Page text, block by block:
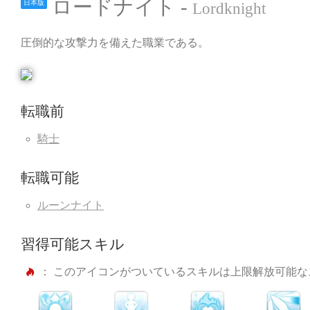
日本版 ロードナイト - Lordknight
圧倒的な攻撃力を備えた職業である。
転職前
騎士
転職可能
ルーンナイト
習得可能スキル
： このアイコンがついているスキルは上限解放可能